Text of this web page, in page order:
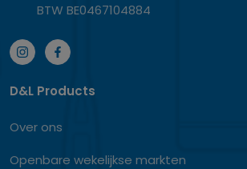
BTW BE0467104884
D&L Products
Over ons
Openbare wekelijkse markten